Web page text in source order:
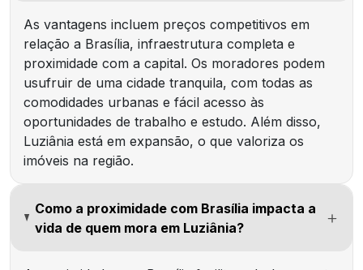
As vantagens incluem preços competitivos em
relação a Brasília, infraestrutura completa e
proximidade com a capital. Os moradores podem
usufruir de uma cidade tranquila, com todas as
comodidades urbanas e fácil acesso às
oportunidades de trabalho e estudo. Além disso,
Luziânia está em expansão, o que valoriza os
imóveis na região.
Como a proximidade com Brasília impacta a
vida de quem mora em Luziânia?